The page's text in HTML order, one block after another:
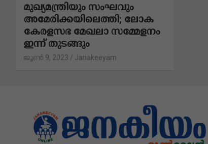
മുഖ്യമന്ത്രിയും സംഘവും
അമേരിക്കയിലെത്തി; ലോക
കേരളസഭ മേഖലാ സമ്മേളനം
ഇന്ന് തുടങ്ങും
ജൂൺ 9, 2023 Janakeeyam